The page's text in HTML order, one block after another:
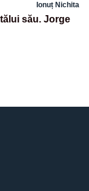
Ionuț Nichita
său. Jorge